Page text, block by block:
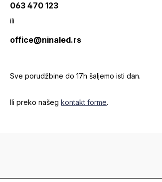
063 470 123
ili
office@ninaled.rs
Sve porudžbine do 17h šaljemo isti dan.
Ili preko našeg kontakt forme.